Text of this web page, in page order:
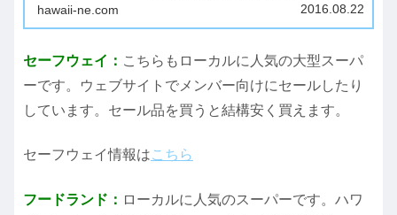
に、スイカの隣に売っていたりします。（笑）ハワ
hawaii-ne.com 2016.08.22
セーフウェイ： こちらもローカルに人気の大型スーパ
ーです。ウェブサイトでメンバー向けにセールしたり
しています。セール品を買うと結構安く買えます。
セーフウェイ情報はこちら
フードランド： ローカルに人気のスーパーです。ハワ